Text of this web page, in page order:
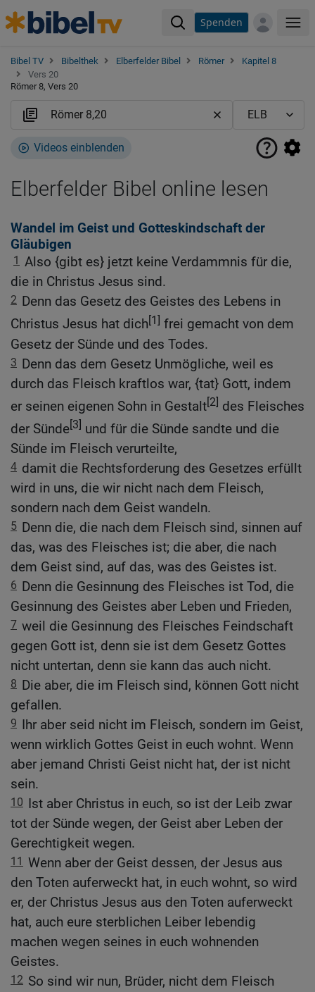
Spenden
Bibel TV Bibelthek Elberfelder Bibel Römer
Kapitel 8
Vers 20
Römer 8, Vers 20
Videos einblenden
Elberfelder Bibel online lesen
Wandel im Geist und Gotteskindschaft der
Gläubigen
1 Also {gibt es} jetzt keine Verdammnis für die,
die in Christus Jesus sind.
2 Denn das Gesetz des Geistes des Lebens in
Christus Jesus hat dich[1] frei gemacht von dem
Gesetz der Sünde und des Todes.
3 Denn das dem Gesetz Unmögliche, weil es
durch das Fleisch kraftlos war, {tat} Gott, indem
er seinen eigenen Sohn in Gestalt[2] des Fleisches
der Sünde[3] und für die Sünde sandte und die
Sünde im Fleisch verurteilte,
4 damit die Rechtsforderung des Gesetzes erfüllt
wird in uns, die wir nicht nach dem Fleisch,
sondern nach dem Geist wandeln.
5 Denn die, die nach dem Fleisch sind, sinnen auf
das, was des Fleisches ist; die aber, die nach
dem Geist sind, auf das, was des Geistes ist.
6 Denn die Gesinnung des Fleisches ist Tod, die
Gesinnung des Geistes aber Leben und Frieden,
7 weil die Gesinnung des Fleisches Feindschaft
gegen Gott ist, denn sie ist dem Gesetz Gottes
nicht untertan, denn sie kann das auch nicht.
8 Die aber, die im Fleisch sind, können Gott nicht
gefallen.
9 Ihr aber seid nicht im Fleisch, sondern im Geist,
wenn wirklich Gottes Geist in euch wohnt. Wenn
aber jemand Christi Geist nicht hat, der ist nicht
sein.
10 Ist aber Christus in euch, so ist der Leib zwar
tot der Sünde wegen, der Geist aber Leben der
Gerechtigkeit wegen.
11 Wenn aber der Geist dessen, der Jesus aus
den Toten auferweckt hat, in euch wohnt, so wird
er, der Christus Jesus aus den Toten auferweckt
hat, auch eure sterblichen Leiber lebendig
machen wegen seines in euch wohnenden
Geistes.
12 So sind wir nun, Brüder, nicht dem Fleisch